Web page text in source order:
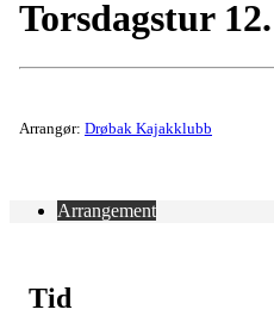
Torsdagstur
Arrangør: Drøbak Kajakklubb
Arrangement
Tid